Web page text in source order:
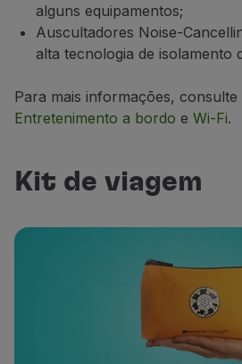
alguns equipamentos;
Auscultadores Noise-
alta tecnologia de isolamento
Para mais informações, consulte
Entretenimento a bordo e Wi-Fi.
Kit de viagem